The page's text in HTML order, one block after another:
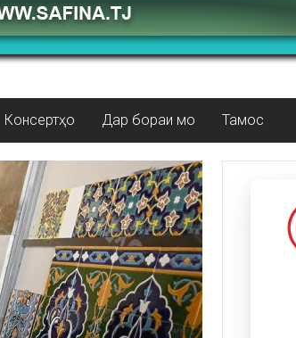
Консертҳо Дар бораи мо Тамос